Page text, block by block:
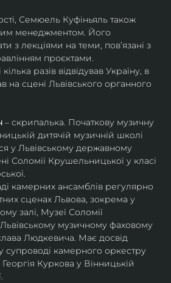
Семюель Куфіньяль також
менеджментом. Його
з лекціями на теми, пов’язані з
проєктами.
разів відвідував Україну, в
на сцені Львівського органного
– скрипалька. Початкову музичну
дитячій музичній школі
у Львівському державному
Соломії Крушельницької у класі
камерних ансамблів регулярно
сценах Львова, зокрема у
залі, Музеї Соломії
музичному фаховому
Людкевича. Має досвід
супроводі камерного оркестру
Куркова у Вінницькій